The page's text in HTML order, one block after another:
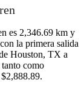
es 2,346.69 km y
la primera salida
Houston, TX a
como